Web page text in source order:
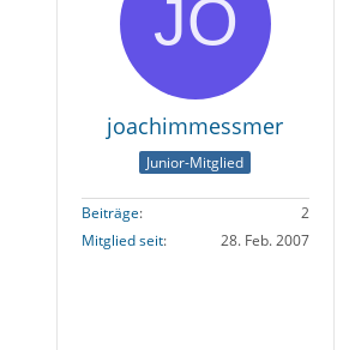
joachimmessmer
Junior-Mitglied
Beiträge
2
Mitglied seit
28. Feb. 2007